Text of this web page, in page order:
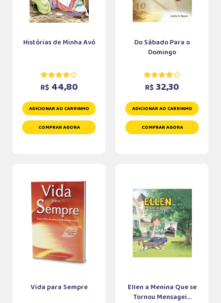
Histórias de Minha Avó
R$ 44,80
ADICIONAR AO CARRINHO
COMPRAR AGORA
Do Sábado Para o
Domingo
R$ 32,30
ADICIONAR AO CARRINHO
COMPRAR AGORA
Vida para Sempre
Ellen a Menina Que se
Tornou Mensagei...